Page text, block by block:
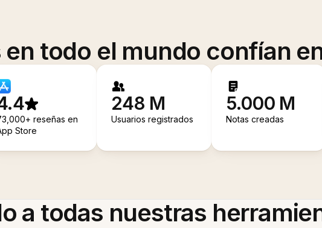
todo el mundo confían
reseñas en
Store
248 M
Usuarios registrados
5.000 M
Notas creadas
a todas nuestras